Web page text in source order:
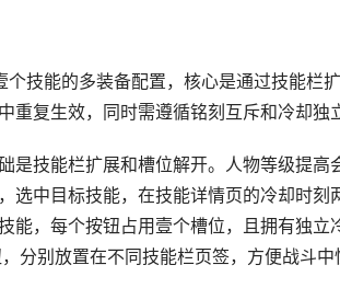
个技能的多装备配置，核心是通过技能栏
重复生效，同时需遵循铭刻互斥和冷却独
是技能栏扩展和槽位解开。人物等级提
选中目标技能，在技能详情页的冷却时刻
能，每个按钮占用壹个槽位，且拥有独
分别放置在不同技能栏页签，方便战斗中